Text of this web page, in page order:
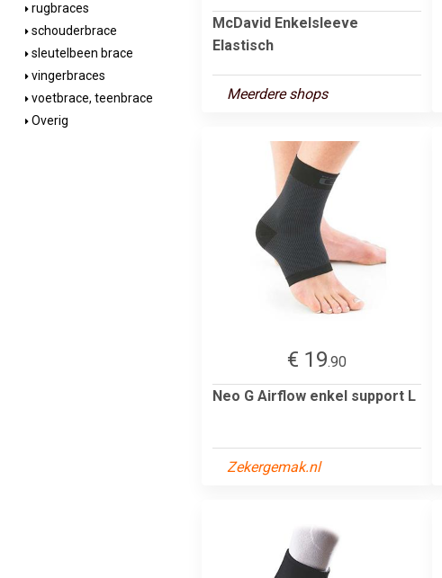
rugbraces
schouderbrace
sleutelbeen brace
vingerbraces
voetbrace, teenbrace
Overig
McDavid Enkelsleeve
Elastisch
Meerdere shops
€ 19.90
Neo G Airflow enkel support L
Zekergemak.nl